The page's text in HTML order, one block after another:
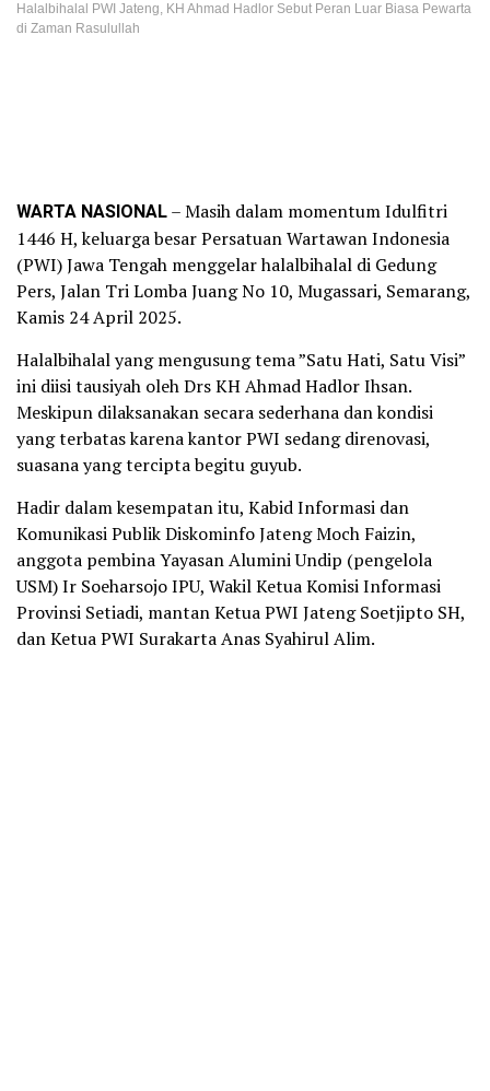
Halalbihalal PWI Jateng, KH Ahmad Hadlor Sebut Peran Luar Biasa Pewarta
di Zaman Rasulullah
WARTA NASIONAL– Masih dalam momentum Idulfitri
1446 H, keluarga besar Persatuan Wartawan Indonesia
(PWI) Jawa Tengah menggelar halalbihalal di Gedung
Pers, Jalan Tri Lomba Juang No 10, Mugassari, Semarang,
Kamis 24 April 2025.
Halalbihalal yang mengusung tema ”Satu Hati, Satu Visi”
ini diisi tausiyah oleh Drs KH Ahmad Hadlor Ihsan.
Meskipun dilaksanakan secara sederhana dan kondisi
yang terbatas karena kantor PWI sedang direnovasi,
suasana yang tercipta begitu guyub.
Hadir dalam kesempatan itu, Kabid Informasi dan
Komunikasi Publik Diskominfo Jateng Moch Faizin,
anggota pembina Yayasan Alumini Undip (pengelola
USM) Ir Soeharsojo IPU, Wakil Ketua Komisi Informasi
Provinsi Setiadi, mantan Ketua PWI Jateng Soetjipto SH,
dan Ketua PWI Surakarta Anas Syahirul Alim.